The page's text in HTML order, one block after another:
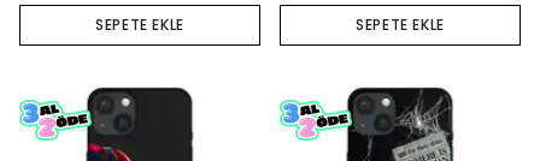
SEPETE EKLE SEPETE EKLE